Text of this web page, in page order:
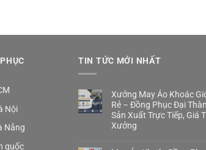
Nội
Nẵng
quốc
TIN TỨC MỚI NHẤT
Xưởng May Áo Khoác
Rẻ – Đồng Phục Đại
Sản Xuất Trực Tiếp, Giá
Xưởng